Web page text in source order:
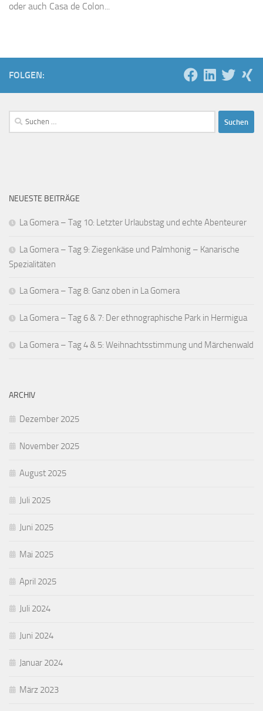
oder auch Casa de Colon...
FOLGEN:
Suchen
nach:
NEUESTE BEITRÄGE
La Gomera – Tag 10: Letzter Urlaubstag und echte Abenteurer
La Gomera – Tag 9: Ziegenkäse und Palmhonig – Kanarische
Spezialitäten
La Gomera – Tag 8: Ganz oben in La Gomera
La Gomera – Tag 6 & 7: Der ethnographische Park in Hermigua
La Gomera – Tag 4 & 5: Weihnachtsstimmung und Märchenwald
ARCHIV
Dezember 2025
November 2025
August 2025
Juli 2025
Juni 2025
Mai 2025
April 2025
Juli 2024
Juni 2024
Januar 2024
März 2023